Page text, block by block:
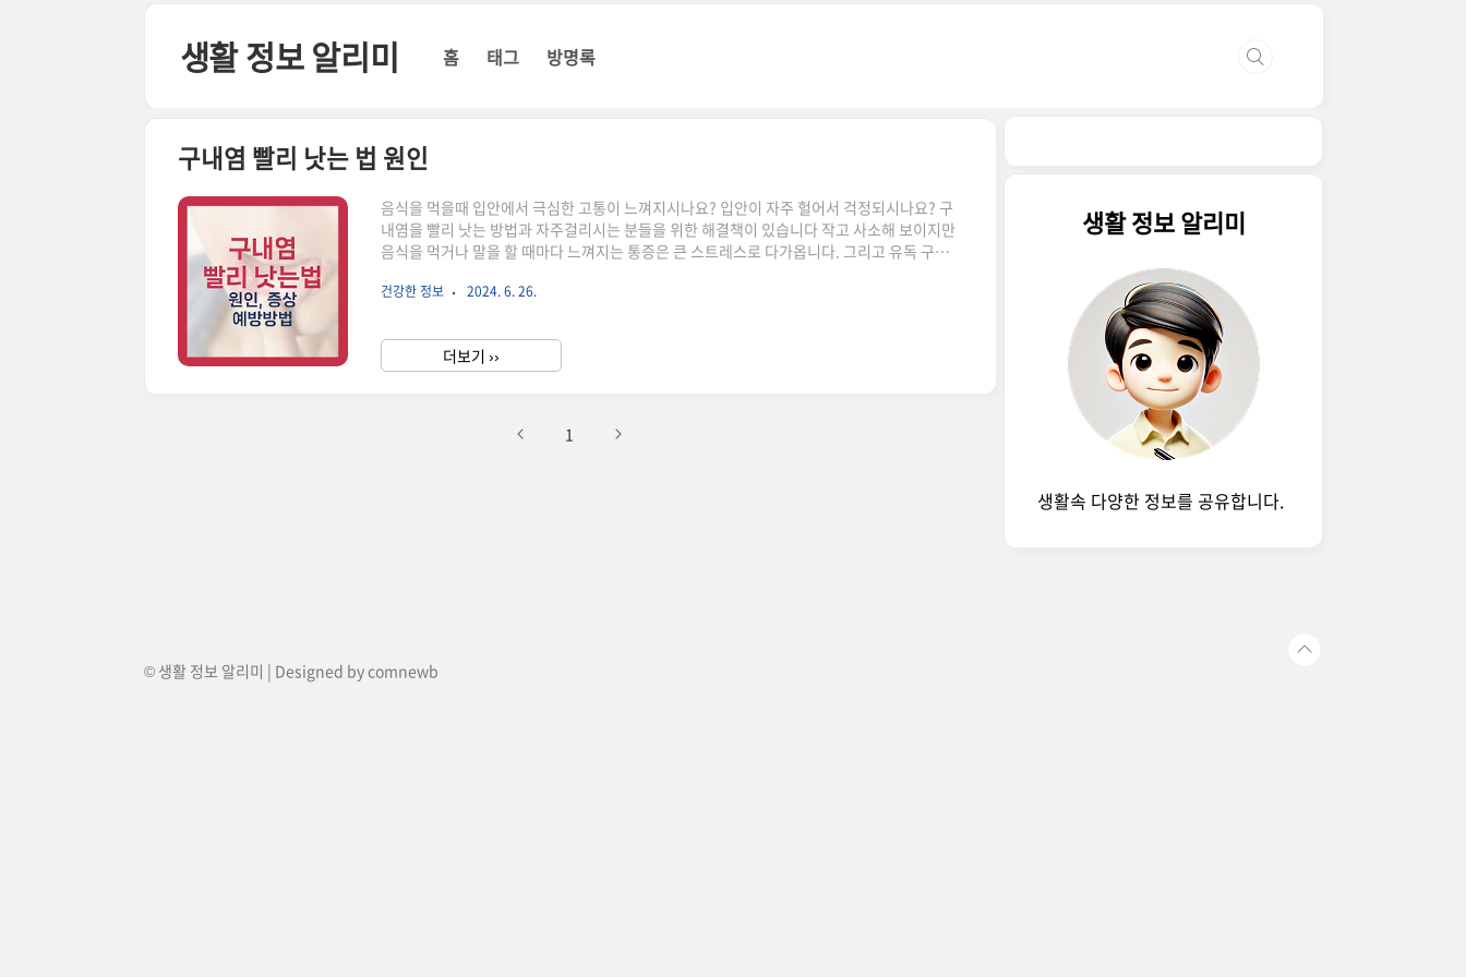
생활 정보 알리미 홈 태그 방명록
구내염 빨리 낫는 법 원인
음식을 먹을때 입안에서 극심한 고통이 느껴지시나요? 입안이 자주 헐어서 걱정되시나요? 구
내염을 빨리 낫는 방법과 자주걸리시는 분들을 위한 해결책이 있습니다 작고 사소해 보이지만
음식을 먹거나 말을 할 때마다 느껴지는 통증은 큰 스트레스로 다가옵니다. 그리고 유독 구내
구내염의 원인과 증상, 빨리 낫는 법, 그리고 예방을 위한 식단과 생활 습관에 대해 알아보겠습
리4. 예방을 위한 생활 습관함께 보면 좋은 정보 1. 구내염 원인과 증상✅ 구내염은 입 안의 점
막에 생기는 염증성 질환으로, 주로 궤양이나 붉은 반점의 형태로 ..
건강한 정보 2024. 6. 26.
더보기 ››
1
생활 정보 알리미
생활속 다양한 정보를 공유합니다.
© 생활 정보 알리미 | Designed bycomnewb